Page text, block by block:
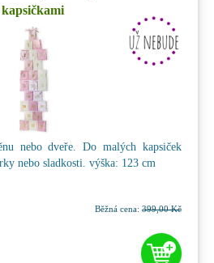
kapsičkami
nebo dveře. Do malých kapsiček
nebo sladkosti. výška: 123 cm
Běžná cena: 399,00 Kč